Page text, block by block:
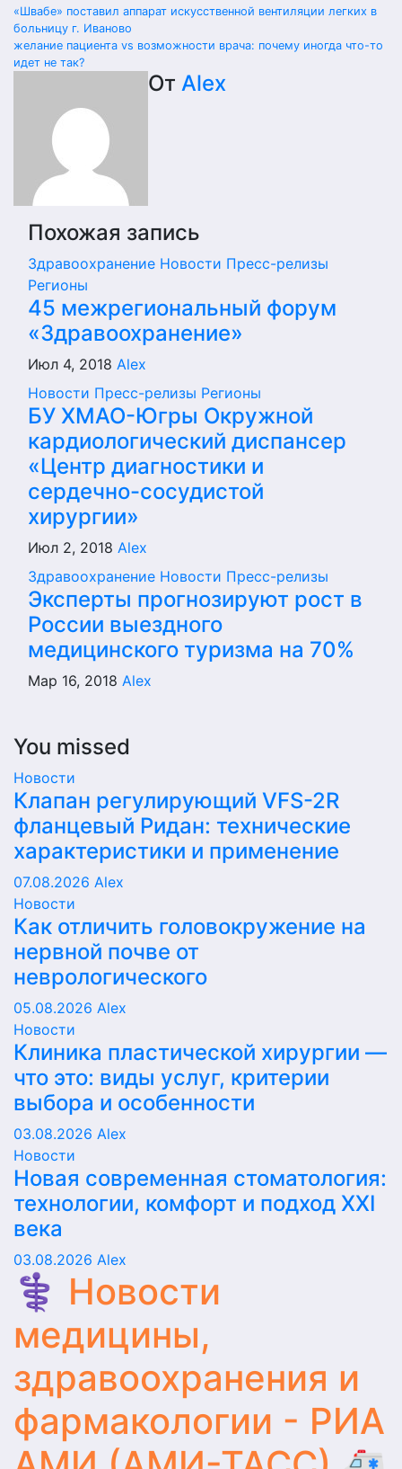
Навигация
по
«Швабе» поставил аппарат искусственной вентиляции легких в
больницу г. Иваново
желание пациента vs возможности врача: почему иногда что-то
идет не так?
От Alex
Похожая запись
Здравоохранение Новости Пресс-релизы
Регионы
45 межрегиональный форум
«Здравоохранение»
Июл 4, 2018 Alex
Новости Пресс-релизы Регионы
БУ ХМАО-Югры Окружной
кардиологический диспансер
«Центр диагностики и
сердечно-сосудистой
хирургии»
Июл 2, 2018 Alex
Здравоохранение Новости Пресс-релизы
Эксперты прогнозируют рост в
России выездного
медицинского туризма на 70%
Мар 16, 2018 Alex
You missed
Новости
Клапан регулирующий VFS-2R
фланцевый Ридан: технические
характеристики и применение
07.08.2026 Alex
Новости
Как отличить головокружение на
нервной почве от
неврологического
05.08.2026 Alex
Новости
Клиника пластической хирургии —
что это: виды услуг, критерии
выбора и особенности
03.08.2026 Alex
Новости
Новая современная стоматология:
технологии, комфорт и подход XXI
века
03.08.2026 Alex
⚕️ Новости
медицины,
здравоохранения и
фармакологии - РИА